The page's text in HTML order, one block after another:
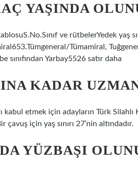
YAŞINDA
ve rütbelerYedek yaş
Tümamiral,
sınıfından Yarbay5526 satır daha
KADAR
kabul etmek için adayların Türk
çavuş için yaş sınırı 27’nin altındadır.
YÜZBAŞI